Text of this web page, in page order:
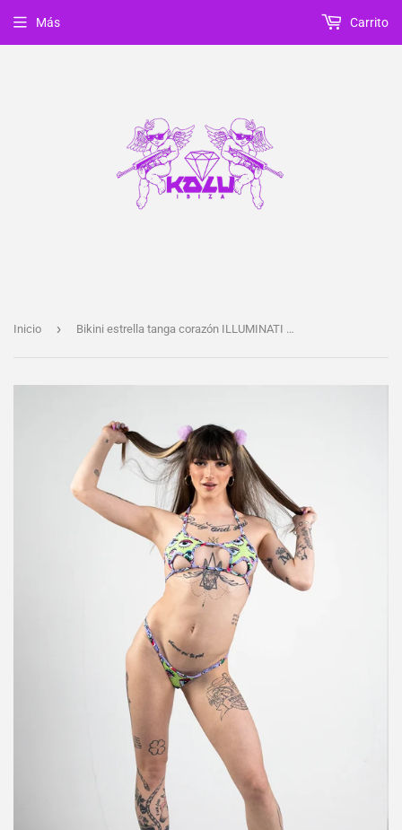
Más Carrito
Inicio › Bikini estrella tanga corazón ILLUMINATI LIMA